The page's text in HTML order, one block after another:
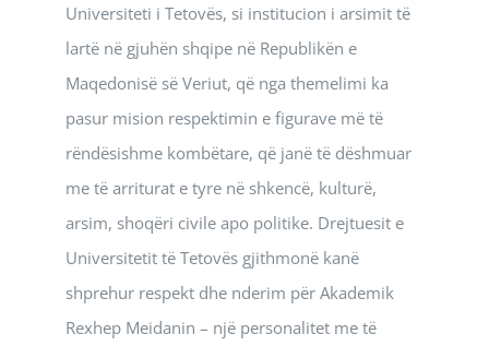
Universiteti i Tetovës, si institucion i arsimit të
lartë në gjuhën shqipe në Republikën e
Maqedonisë së Veriut, që nga themelimi ka
pasur mision respektimin e figurave më të
rëndësishme kombëtare, që janë të dëshmuar
me të arriturat e tyre në shkencë, kulturë,
arsim, shoqëri civile apo politike. Drejtuesit e
Universitetit të Tetovës gjithmonë kanë
shprehur respekt dhe nderim për Akademik
Rexhep Meidanin – një personalitet me të